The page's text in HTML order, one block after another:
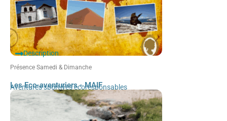
Description
Présence Samedi & Dimanche
Les Eco-aventuriers - MAIF
Aventures sportives écoresponsables